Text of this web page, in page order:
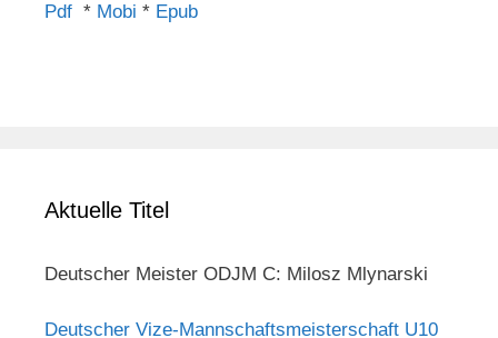
Pdf * Mobi * Epub
Aktuelle Titel
Deutscher Meister ODJM C: Milosz Mlynarski
Deutscher Vize-Mannschaftsmeisterschaft U10